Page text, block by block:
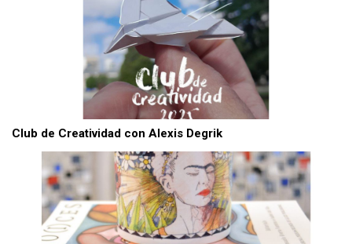
Club de Creatividad con Alexis Degrik